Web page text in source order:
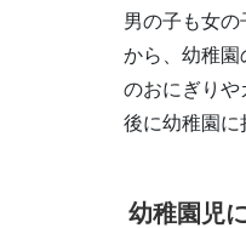
男の子も女
から、幼稚園
のおにぎりや
後に幼稚園に
幼稚園児